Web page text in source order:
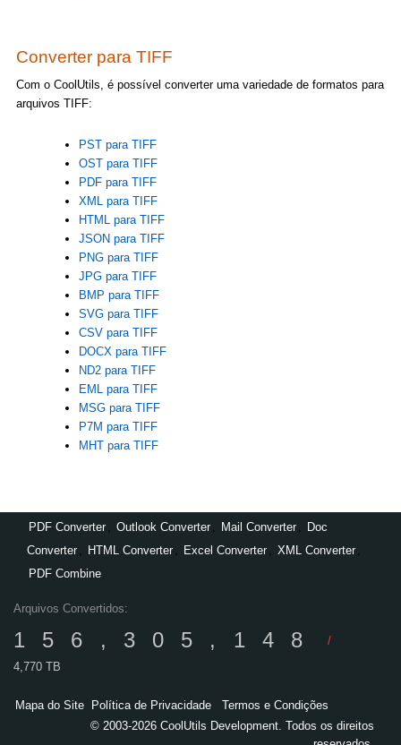
Converter para TIFF
Com o CoolUtils, é possível converter uma variedade de formatos para
arquivos TIFF:
PST para TIFF
OST para TIFF
PDF para TIFF
XML para TIFF
HTML para TIFF
JSON para TIFF
PNG para TIFF
JPG para TIFF
BMP para TIFF
SVG para TIFF
CSV para TIFF
DOCX para TIFF
ND2 para TIFF
EML para TIFF
MSG para TIFF
P7M para TIFF
MHT para TIFF
PDF Converter , Outlook Converter , Mail Converter ,
Doc
Converter , HTML Converter , Excel Converter , XML Converter ,
PDF Combine
Arquivos Convertidos:
156,305,148
/
4,770 TB
Mapa do Site Política de Privacidade
Termos e Condições
© 2003-2026 CoolUtils Development. Todos os direitos